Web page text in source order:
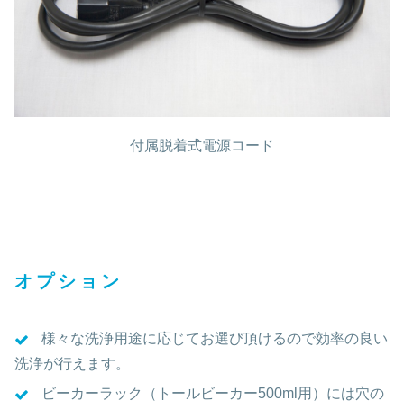
付属脱着式電源コード
オプション
様々な洗浄用途に応じてお選び頂けるので効率の良い
洗浄が行えます。
ビーカーラック（トールビーカー500ml用）には穴の